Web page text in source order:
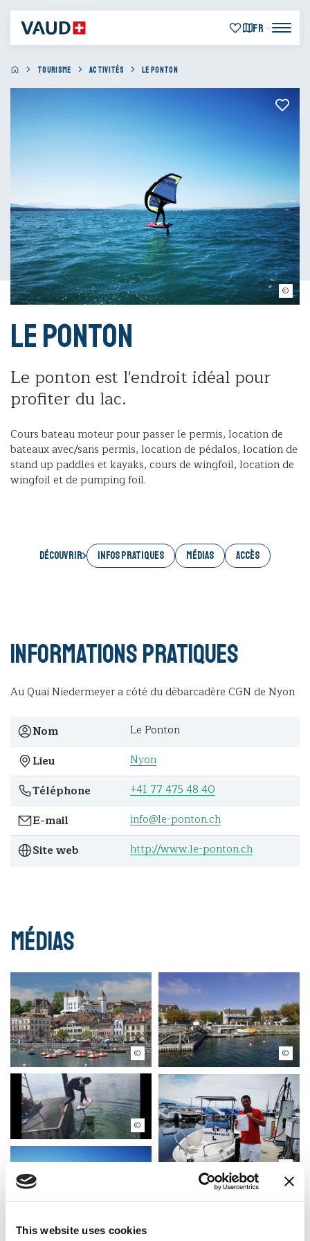
This website uses cookies
FR
TOURISME ACTIVITÉS LE PONTON
Le Ponton Nyon
Le Ponton
Le ponton est l'endroit idéal pour
profiter du lac.
Cours bateau moteur pour passer le permis, location de
bateaux avec/sans permis, location de pédalos, location de
stand up paddles et kayaks, cours de wingfoil, location de
wingfoil et de pumping foil.
Découvrir INFOS PRATIQUES MÉDIAS ACCÈS
Informations pratiques
Au Quai Niedermeyer a cóté du débarcadère CGN de Nyon
Nom
Le Ponton
Lieu
Nyon
Téléphone
+41 77 475 48 40
E-mail
info@le-ponton.ch
Site web
http://www.le-ponton.ch
Médias
Le Ponton Nyon Le Ponton Nyon
Le Ponton Nyon
Le Ponton Nyon
Le Ponton Nyon